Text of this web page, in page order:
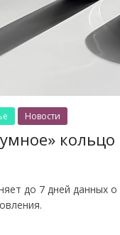
Новости
до 7 дней данных